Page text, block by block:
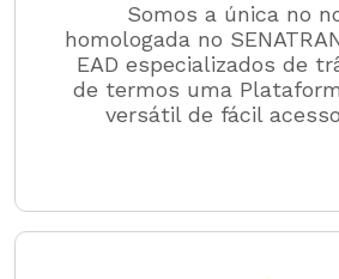
Somos a única no
homologada no
EAD especializados de
de termos uma
versátil de fácil